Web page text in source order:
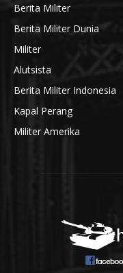
Berita Militer
Berita Militer Dunia
Militer
Alutsista
Berita Militer Indonesia
Kapal Perang
Militer Amerika